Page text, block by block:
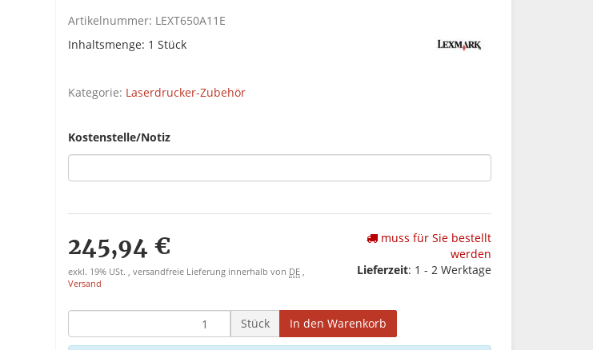
Artikelnummer: LEXT650A11E
Inhaltsmenge: 1 Stück
Kategorie: Laserdrucker-Zubehör
Kostenstelle/Notiz
245,94 €
exkl. 19% USt. , versandfreie Lieferung innerhalb von DE ,
Versand
muss für Sie bestellt
werden
Lieferzeit: 1 - 2 Werktage
Stück In den Warenkorb